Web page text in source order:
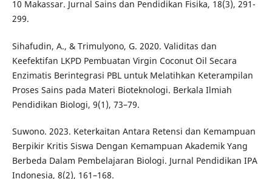
10 Makassar. Jurnal Sains dan Pendidikan Fisika, 18(3), 291-
299.
Sihafudin, A., & Trimulyono, G. 2020. Validitas dan
Keefektifan LKPD Pembuatan Virgin Coconut Oil Secara
Enzimatis Berintegrasi PBL untuk Melatihkan Keterampilan
Proses Sains pada Materi Bioteknologi. Berkala Ilmiah
Pendidikan Biologi, 9(1), 73–79.
Suwono. 2023. Keterkaitan Antara Retensi dan Kemampuan
Berpikir Kritis Siswa Dengan Kemampuan Akademik Yang
Berbeda Dalam Pembelajaran Biologi. Jurnal Pendidikan IPA
Indonesia, 8(2), 161–168.